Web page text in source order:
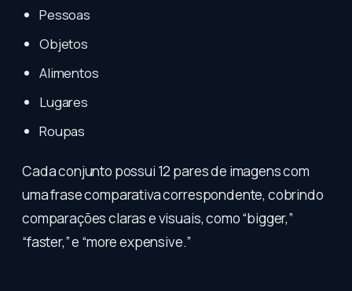
Pessoas
Objetos
Alimentos
Lugares
Roupas
Cada conjunto possui 12 pares de imagens com
uma frase comparativa correspondente, cobrindo
comparações claras e visuais, como “bigger,”
“faster,” e “more expensive.”